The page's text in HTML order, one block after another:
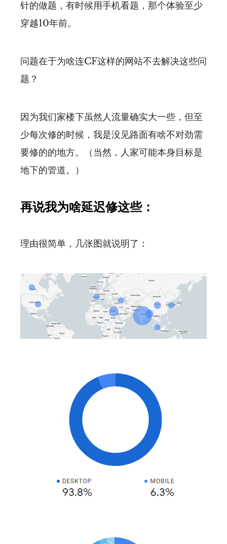
针的做题，有时候用手机看题，那个体验至少
穿越10年前。
问题在于为啥连CF这样的网站不去解决这些问
题？
因为我们家楼下虽然人流量确实大一些，但至
少每次修的时候，我是没见路面有啥不对劲需
要修的的地方。（当然，人家可能本身目标是
地下的管道。）
再说我为啥延迟修这些：
理由很简单，几张图就说明了：